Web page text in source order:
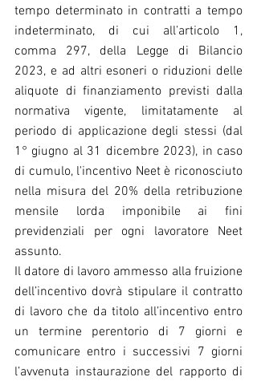
tempo determinato in contratti a tempo
indeterminato, di cui all’articolo 1,
comma 297, della Legge di Bilancio
2023, e ad altri esoneri o riduzioni delle
aliquote di finanziamento previsti dalla
normativa vigente, limitatamente al
periodo di applicazione degli stessi (dal
1° giugno al 31 dicembre 2023), in caso
di cumulo, l'incentivo Neet è riconosciuto
nella misura del 20% della retribuzione
mensile lorda imponibile ai fini
previdenziali per ogni lavoratore Neet
assunto.
Il datore di lavoro ammesso alla fruizione
dell’incentivo dovrà stipulare il contratto
di lavoro che da titolo all’incentivo entro
un termine perentorio di 7 giorni e
comunicare entro i successivi 7 giorni
l’avvenuta instaurazione del rapporto di